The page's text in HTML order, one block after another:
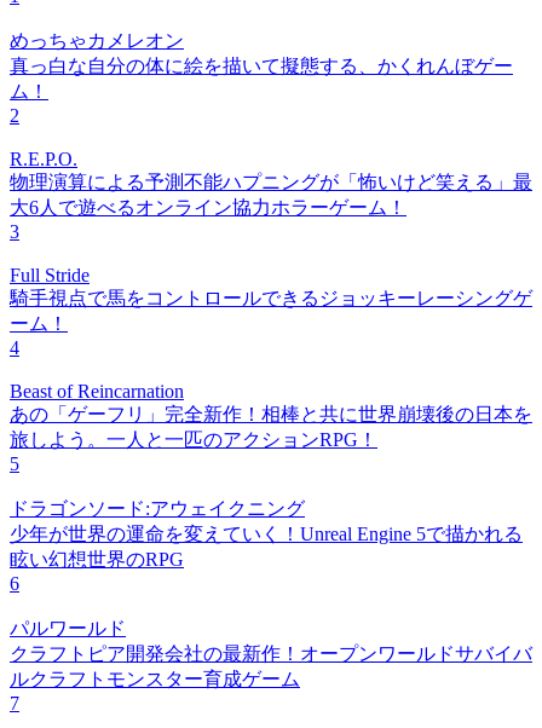
めっちゃカメレオン
真っ白な自分の体に絵を描いて擬態する、かくれんぼゲー
ム！
2
R.E.P.O.
物理演算による予測不能ハプニングが「怖いけど笑える」最
大6人で遊べるオンライン協力ホラーゲーム！
3
Full Stride
騎手視点で馬をコントロールできるジョッキーレーシングゲ
ーム！
4
Beast of Reincarnation
あの「ゲーフリ」完全新作！相棒と共に世界崩壊後の日本を
旅しよう。一人と一匹のアクションRPG！
5
ドラゴンソード:アウェイクニング
少年が世界の運命を変えていく！Unreal Engine 5で描かれる
眩い幻想世界のRPG
6
パルワールド
クラフトピア開発会社の最新作！オープンワールドサバイバ
ルクラフトモンスター育成ゲーム
7